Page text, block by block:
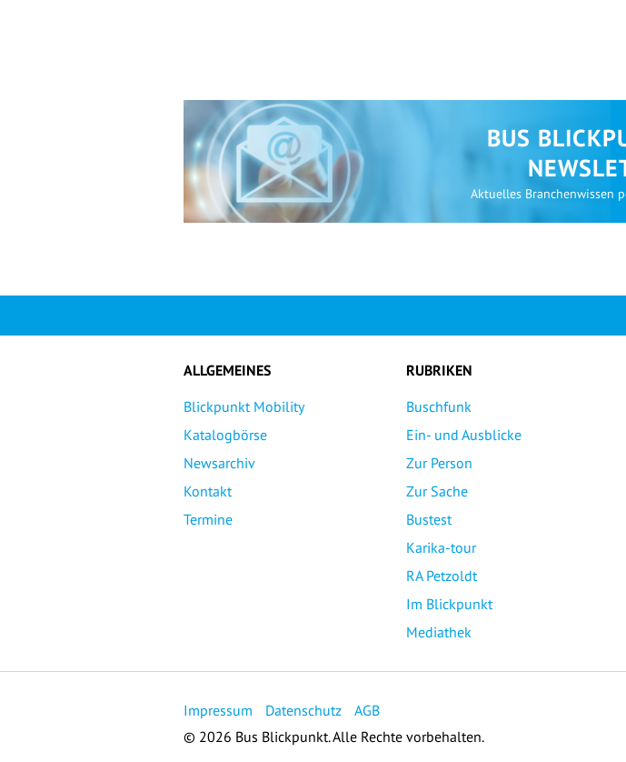
BUS
Aktuelles Branchenwissen
ALLGEMEINES
Blickpunkt Mobility
Katalogbörse
Newsarchiv
Kontakt
Termine
RUBRIKEN
Buschfunk
Ein- und Ausblicke
Zur Person
Zur Sache
Bustest
Karika-tour
RA Petzoldt
Im Blickpunkt
Mediathek
Impressum Datenschutz
AGB
© 2026 Bus Blickpunkt. Alle Rechte vorbehalten.